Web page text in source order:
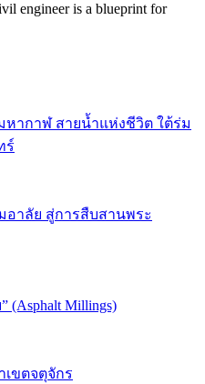
engineer is a blueprint for
หากาฬ สายน้ำแห่งชีวิต ใต้ร่ม
ร์
อาลัย สู่การสืบสานพระ
Millings)
ขตจตุจักร